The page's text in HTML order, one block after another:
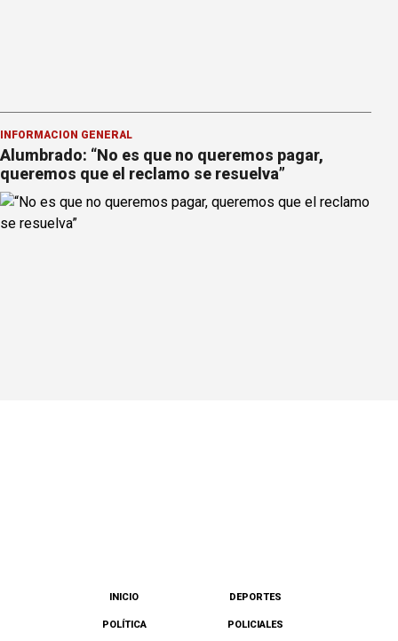
INFORMACION GENERAL
Alumbrado: “No es que no queremos pagar,
queremos que el reclamo se resuelva”
INICIO DEPORTES
POLÍTICA POLICIALES